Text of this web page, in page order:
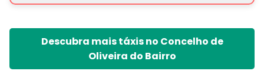
Descubra mais táxis no Concelho de
Oliveira do Bairro